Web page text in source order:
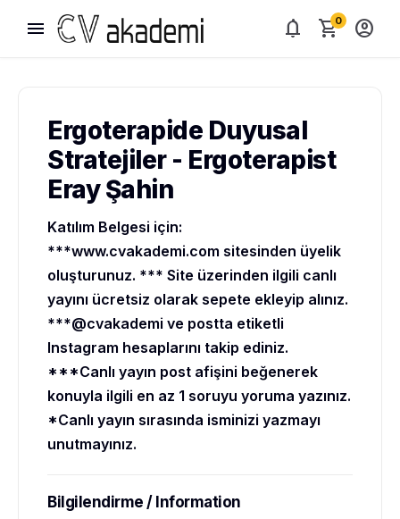
menu notifications shopping_cart0 account_circle
Ergoterapide Duyusal
Stratejiler - Ergoterapist
Eray Şahin
Katılım Belgesi için:
***www.cvakademi.com sitesinden üyelik
oluşturunuz. *** Site üzerinden ilgili canlı
yayını ücretsiz olarak sepete ekleyip alınız.
***@cvakademi ve postta etiketli
Instagram hesaplarını takip ediniz.
***Canlı yayın post afişini beğenerek
konuyla ilgili en az 1 soruyu yoruma yazınız.
*Canlı yayın sırasında isminizi yazmayı
unutmayınız.
Bilgilendirme / Information